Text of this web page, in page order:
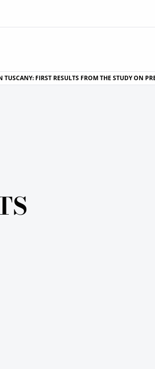
FIRST RESULTS FROM THE STUDY ON